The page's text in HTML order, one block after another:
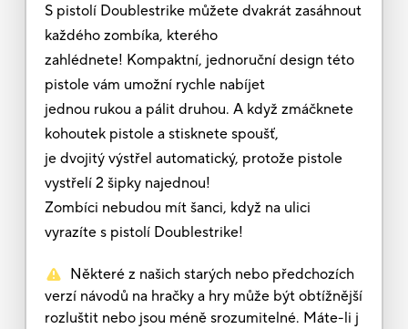
S pistolí Doublestrike můžete dvakrát zasáhnout
každého zombíka, kterého
zahlédnete! Kompaktní, jednoruční design této
pistole vám umožní rychle nabíjet
jednou rukou a pálit druhou. A když zmáčknete
kohoutek pistole a stisknete spoušť,
je dvojitý výstřel automatický, protože pistole
vystřelí 2 šipky najednou!
Zombíci nebudou mít šanci, když na ulici
vyrazíte s pistolí Doublestrike!
Některé z našich starých nebo předchozích
verzí návodů na hračky a hry může být obtížnější
rozluštit nebo jsou méně srozumitelné. Máte-li j